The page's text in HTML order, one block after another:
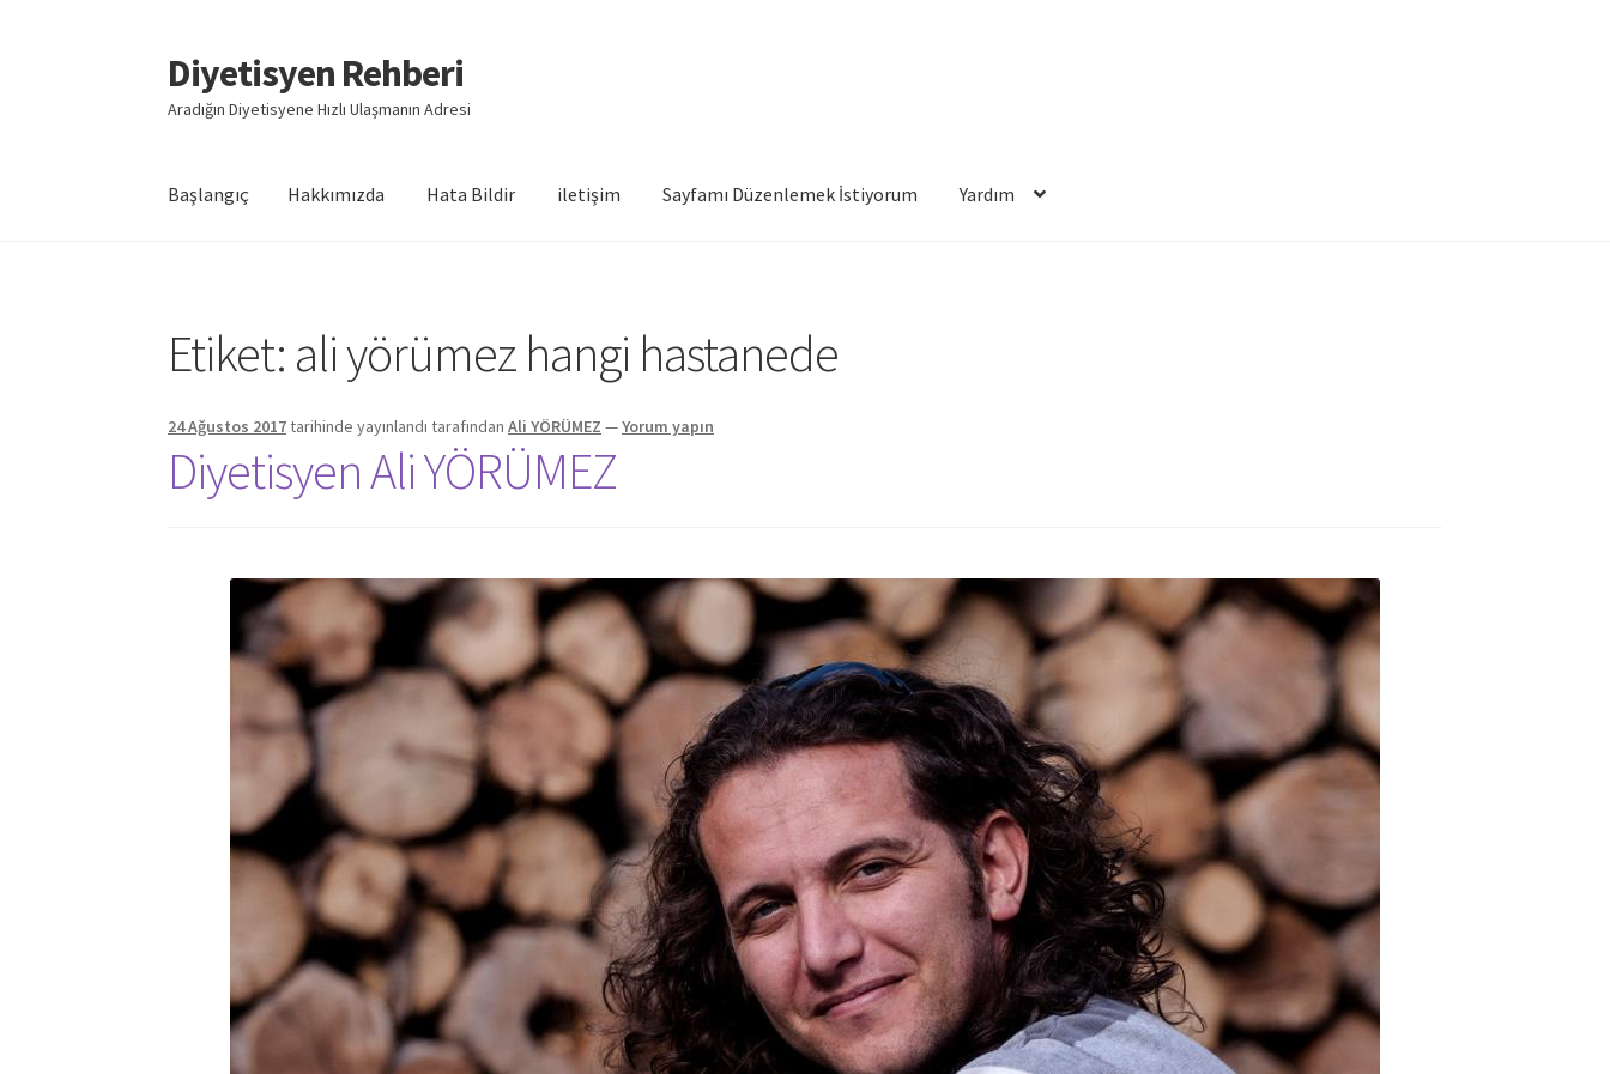
Dolaşıma
geç
İçeriğe
geç
Diyetisyen Rehberi
Aradığın Diyetisyene Hızlı Ulaşmanın Adresi
Başlangıç Hakkımızda Hata Bildir iletişim Sayfamı Düzenlemek İstiyorum Yardım
Etiket: ali yörümez hangi hastanede
24 Ağustos 2017tarihinde yayınlandı tarafındanAli YÖRÜMEZ —Yorum yapın
Diyetisyen Ali YÖRÜMEZ